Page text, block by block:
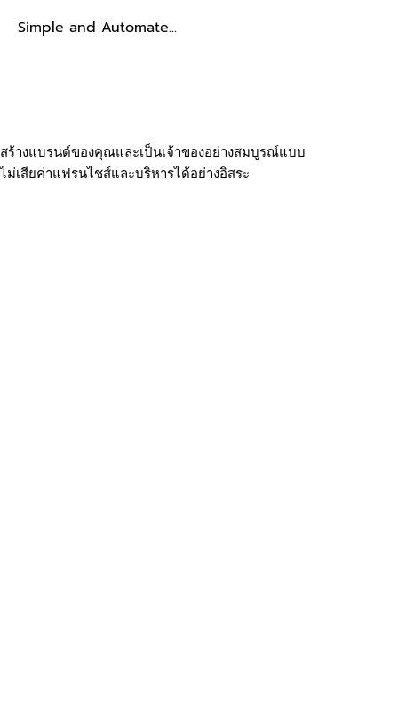
Simple and Automate...
สร้างแบรนด์ของคุณและเป็นเจ้าของอย่างสมบูรณ์แบบ
ไม่เสียค่าแฟรนไชส์และบริหารได้อย่างอิสระ